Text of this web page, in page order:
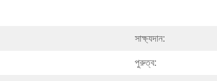
সাক্ষ্যদান:
পুরুত্ব: